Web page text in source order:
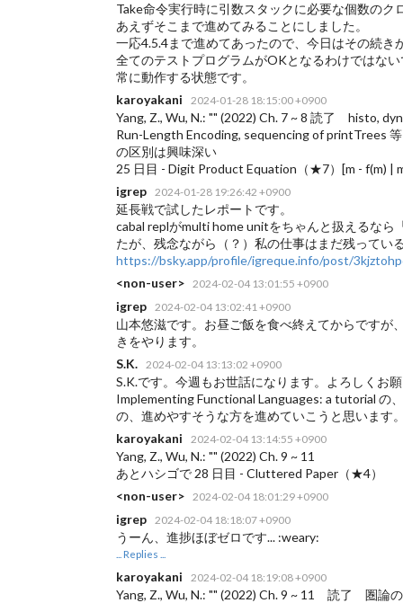
Take命令実行時に引数スタックに必要な個数の
あえずそこまで進めてみることにしました。
一応4.5.4まで進めてあったので、今日はその続き
全てのテストプログラムがOKとなるわけではな
常に動作する状態です。
karoyakani
2024-01-28 18:15:00 +0900
Yang, Z., Wu, N.: "" (2022) Ch. 7 ~ 8 読了 histo,
Run-Length Encoding, sequencing of printTrees
の区別は興味深い
25 日目 - Digit Product Equation（★7）[m - f(m) |
igrep
2024-01-28 19:26:42 +0900
延長戦で試したレポートです。
cabal replがmulti home unitをちゃんと扱えるなら
たが、残念ながら（？）私の仕事はまだ残ってい
https://bsky.app/profile/igreque.info/post/
<non-user>
2024-02-04 13:01:55 +0900
igrep 2024-02-04 13:02:41 +0900
山本悠滋です。お昼ご飯を食べ終えてからですが
きをやります。
S.K.
2024-02-04 13:13:02 +0900
S.K.です。今週もお世話になります。よろしくお
Implementing Functional Languages: a tutorial の
の、進めやすそうな方を進めていこうと思います
karoyakani
2024-02-04 13:14:55 +0900
Yang, Z., Wu, N.: "" (2022) Ch. 9 ~ 11
あとハシゴで 28 日目 - Cluttered Paper（★4）
<non-user>
2024-02-04 18:01:29 +0900
igrep 2024-02-04 18:18:07 +0900
うーん、進捗ほぼゼロです... :weary:
... Replies ...
karoyakani 2024-02-04 18:19:08 +0900
Yang, Z., Wu, N.: "" (2022) Ch. 9 ~ 11 読了 圏論の